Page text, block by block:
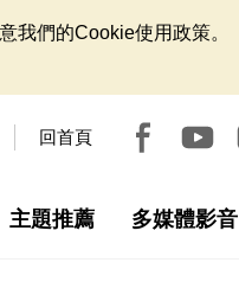
我們的Cookie使用政策。
回首頁
主題推薦 多媒體影音